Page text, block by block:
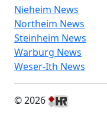
Nieheim News
Northeim News
Steinheim News
Warburg News
Weser-Ith News
© 2026